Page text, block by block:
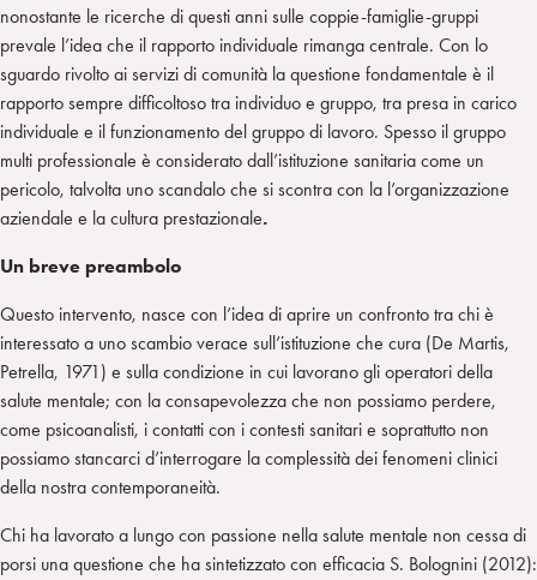
nonostante le ricerche di questi anni sulle coppie-famiglie-gruppi
prevale l’idea che il rapporto individuale rimanga centrale. Con lo
sguardo rivolto ai servizi di comunità la questione fondamentale è il
rapporto sempre difficoltoso tra individuo e gruppo, tra presa in carico
individuale e il funzionamento del gruppo di lavoro. Spesso il gruppo
multi professionale è considerato dall’istituzione sanitaria come un
pericolo, talvolta uno scandalo che si scontra con la l’organizzazione
aziendale e la cultura prestazionale.
Un breve preambolo
Questo intervento, nasce con l’idea di aprire un confronto tra chi è
interessato a uno scambio verace sull’istituzione che cura (De Martis,
Petrella, 1971) e sulla condizione in cui lavorano gli operatori della
salute mentale; con la consapevolezza che non possiamo perdere,
come psicoanalisti, i contatti con i contesti sanitari e soprattutto non
possiamo stancarci d’interrogare la complessità dei fenomeni clinici
della nostra contemporaneità.
Chi ha lavorato a lungo con passione nella salute mentale non cessa di
porsi una questione che ha sintetizzato con efficacia S. Bolognini (2012):